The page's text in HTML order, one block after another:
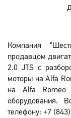
Компания
продавцом
2.0 JTS с
моторы на Alfa
на Alfa Romeo
оборудования.
телефону: +7